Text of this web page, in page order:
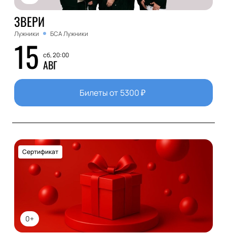
ЗВЕРИ
Лужники БСА Лужники
15 сб, 20:00
АВГ
Билеты от 5300₽
0+
Сертификат